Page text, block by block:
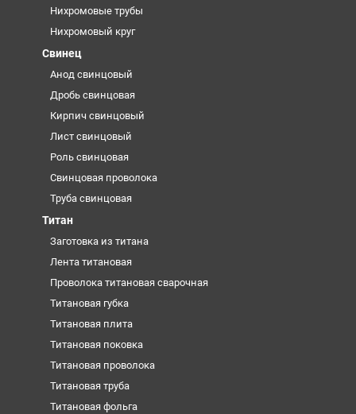
Нихромовые трубы
Нихромовый круг
Свинец
Анод свинцовый
Дробь свинцовая
Кирпич свинцовый
Лист свинцовый
Роль свинцовая
Свинцовая проволока
Труба свинцовая
Титан
Заготовка из титана
Лента титановая
Проволока титановая сварочная
Титановая губка
Титановая плита
Титановая поковка
Титановая проволока
Титановая труба
Титановая фольга